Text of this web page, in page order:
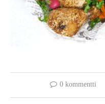
0 kommentti